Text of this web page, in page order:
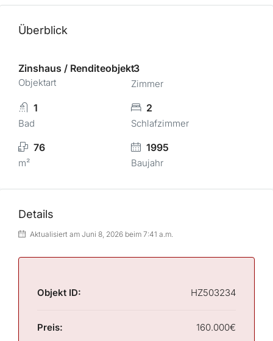
Überblick
Zinshaus / Renditeobjekt
Objektart
3
Zimmer
1
Bad
2
Schlafzimmer
76
m²
1995
Baujahr
Details
Aktualisiert am Juni 8, 2026 beim 7:41 a.m.
Objekt ID: HZ503234
Preis: 160.000€